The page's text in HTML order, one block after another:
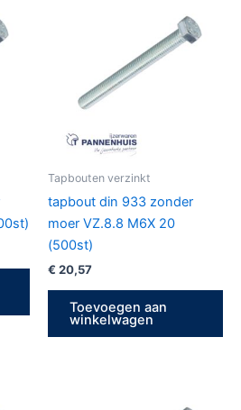
Tapbouten verzinkt
tapbout din 933 zonder
moer VZ.8.8 M6X 20
(500st)
€ 20,57
Toevoegen aan
winkelwagen